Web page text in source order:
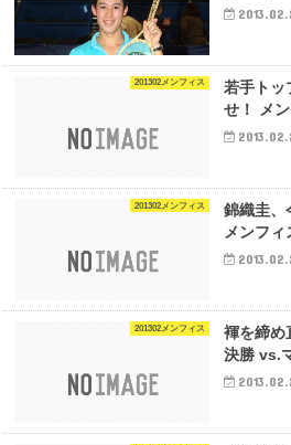
201302メンフィス
若手トッ
せ！ メ
201302メンフィス
錦織圭、
メンフィ
201302メンフィス
褌を締め
決勝 vs.